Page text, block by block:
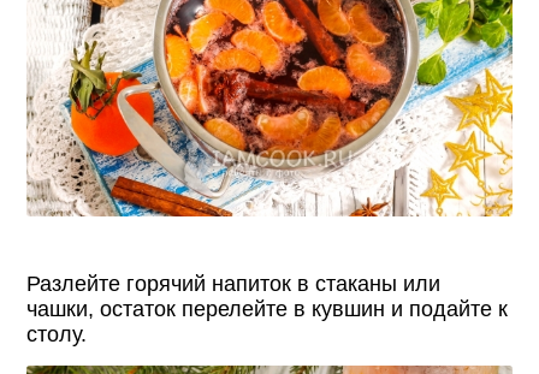
Разлейте горячий напиток в стаканы или
чашки, остаток перелейте в кувшин и подайте к
столу.